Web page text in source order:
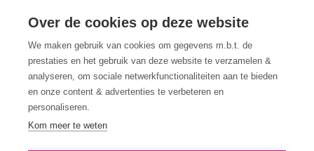
Customer Care Portal
Contact
Over de cookies op deze website
We maken gebruik van cookies om gegevens m.b.t. de
prestaties en het gebruik van deze website te verzamelen &
analyseren, om sociale netwerkfunctionaliteiten aan te bieden
en onze content & advertenties te verbeteren en
personaliseren.
Kom meer te weten